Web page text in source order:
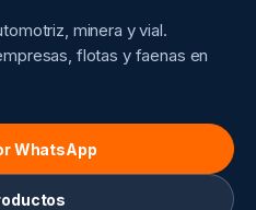
minera y vial.
flotas y faenas en
WhatsApp